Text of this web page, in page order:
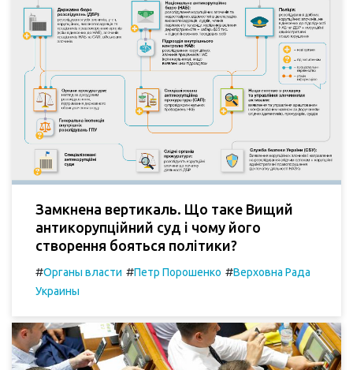
Замкнена вертикаль. Що таке Вищий
антикорупційний суд і чому його
створення бояться політики?
#Органы власти #Петр Порошенко #Верховна Рада
Украины